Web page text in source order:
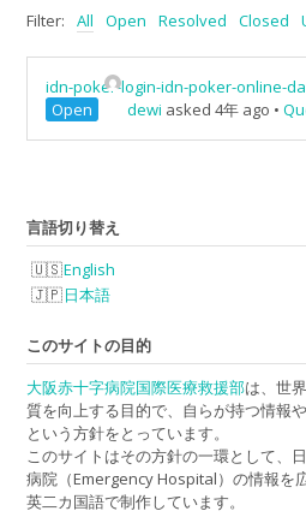
Filter: All Open Resolved Closed
idn-poker-login-idn-poker-online-
Open
dewi asked 4年 ago •
言語切り替え
English
日本語
このサイトの目的
大阪赤十字病院国際医療救援部は、世
質を向上する目的で、自らが持つ情報
という方針をとっています。
このサイトはその方針の一環として、
病院（Emergency Hospital）の情報を
英二カ国語で制作しています。